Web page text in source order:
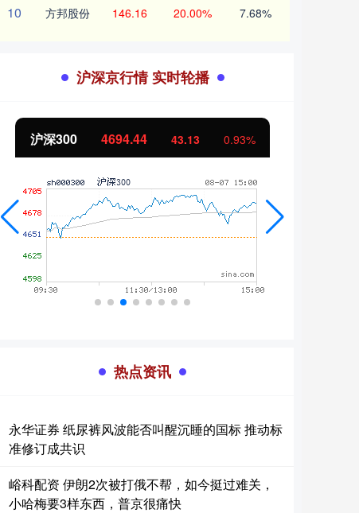
10 方邦股份 146.16 20.00% 7.68%
沪深京行情 实时轮播
北证50 1134.24 11.37 1.01%
热点资讯
永华证券 纸尿裤风波能否叫醒沉睡的国标 推动标
准修订成共识
峪科配资 伊朗2次被打俄不帮，如今挺过难关，
小哈梅要3样东西，普京很痛快